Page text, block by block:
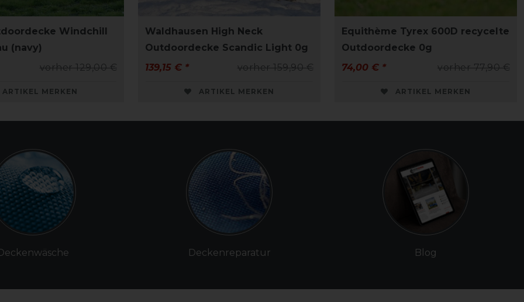
Windchill
(navy)
vorher 129,00 €
ARTIKEL MERKEN
Waldhausen High Neck
Outdoordecke Scandic Light 0g
vorher 159,90 €
139,15 € *
ARTIKEL MERKEN
Equithème Tyrex 600D recycelte
Outdoordecke 0g
vorher 77,90 €
74,00 € *
ARTIKEL MERKEN
Deckenreparatur Blog